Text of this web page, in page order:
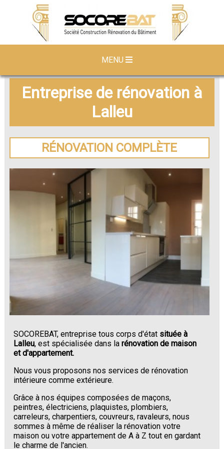
MENU
Entreprise de rénovation à
Lalleu
RÉNOVATION COMPLÈTE
SOCOREBAT, entreprise tous corps d'état située à
Lalleu, est spécialisée dans larénovation de maison
et d'appartement.
Nous vous proposons nos services de rénovation
intérieure comme extérieure.
Grâce à nos équipes composées de maçons,
peintres, électriciens, plaquistes, plombiers,
carreleurs, charpentiers, couvreurs, ravaleurs, nous
sommes à même de réaliser la rénovation votre
maison ou votre appartement de A à Z tout en gardant
le charme de l'ancien.